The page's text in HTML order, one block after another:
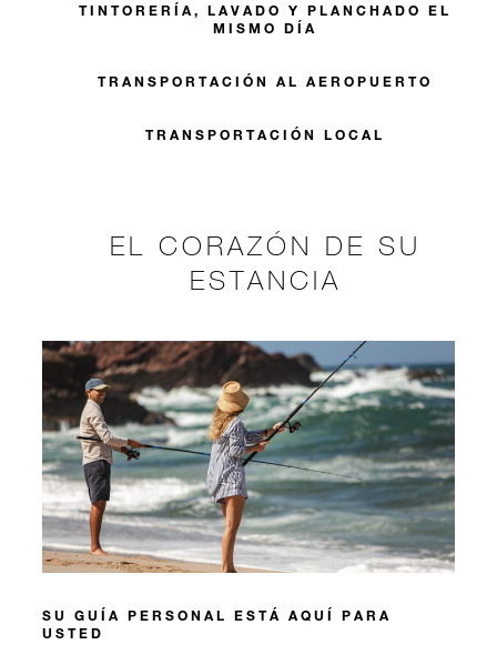
TINTORERÍA, LAVADO Y PLANCHADO EL
MISMO DÍA
TRANSPORTACIÓN AL AEROPUERTO
TRANSPORTACIÓN LOCAL
EL CORAZÓN DE SU
ESTANCIA
SU GUÍA PERSONAL ESTÁ AQUÍ PARA
USTED